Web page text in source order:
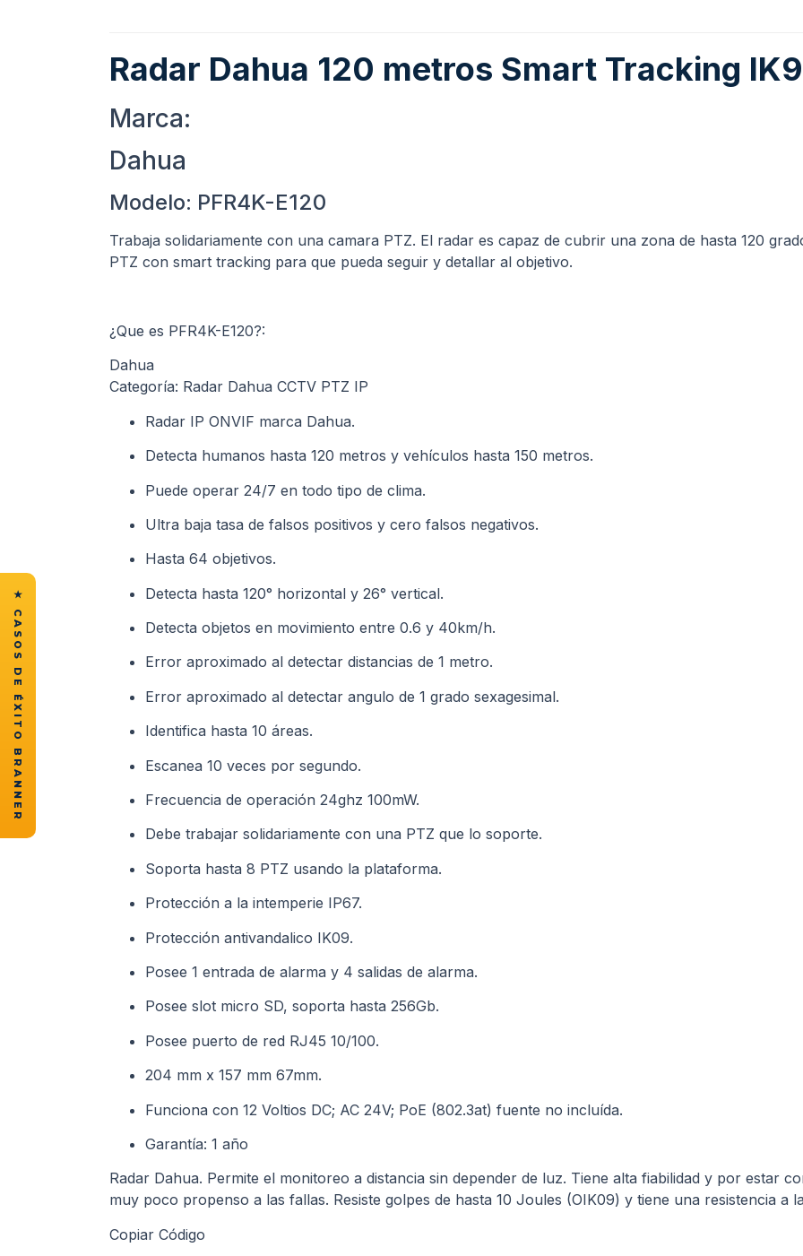
Radar Dahua 120 metros Smart Tracking
Marca:
Dahua
Modelo: PFR4K-E120
Trabaja solidariamente con una camara PTZ. El radar es capaz de cubrir una zona de hasta 120
PTZ con smart tracking para que pueda seguir y detallar al objetivo.
¿Que es PFR4K-E120?:
Dahua
Categoría: Radar Dahua CCTV PTZ IP
Radar IP ONVIF marca Dahua.
Detecta humanos hasta 120 metros y vehículos hasta 150 metros.
Puede operar 24/7 en todo tipo de clima.
Ultra baja tasa de falsos positivos y cero falsos negativos.
Hasta 64 objetivos.
Detecta hasta 120° horizontal y 26° vertical.
Detecta objetos en movimiento entre 0.6 y 40km/h.
Error aproximado al detectar distancias de 1 metro.
Error aproximado al detectar angulo de 1 grado sexagesimal.
Identifica hasta 10 áreas.
Escanea 10 veces por segundo.
Frecuencia de operación 24ghz 100mW.
Debe trabajar solidariamente con una PTZ que lo soporte.
Soporta hasta 8 PTZ usando la plataforma.
Protección a la intemperie IP67.
Protección antivandalico IK09.
Posee 1 entrada de alarma y 4 salidas de alarma.
Posee slot micro SD, soporta hasta 256Gb.
Posee puerto de red RJ45 10/100.
204 mm x 157 mm 67mm.
Funciona con 12 Voltios DC; AC 24V; PoE (802.3at) fuente no incluída.
Garantía: 1 año
Radar Dahua. Permite el monitoreo a distancia sin depender de luz. Tiene alta fiabilidad y por estar
muy poco propenso a las fallas. Resiste golpes de hasta 10 Joules (OIK09) y tiene una resistencia a
Copiar Código
★ CASOS DE ÉXITO BRANNER